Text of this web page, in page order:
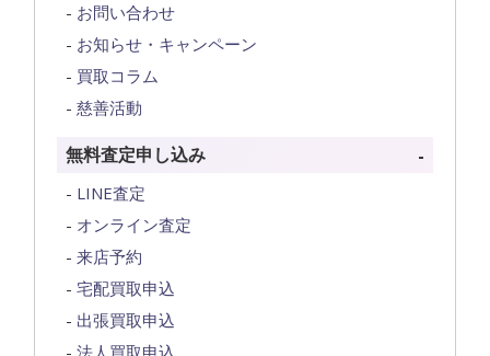
お問い合わせ
お知らせ・キャンペーン
買取コラム
慈善活動
無料査定申し込み
LINE査定
オンライン査定
来店予約
宅配買取申込
出張買取申込
法人買取申込